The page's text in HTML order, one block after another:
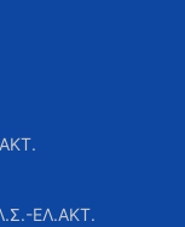
ΕΛ.ΑΚΤ.